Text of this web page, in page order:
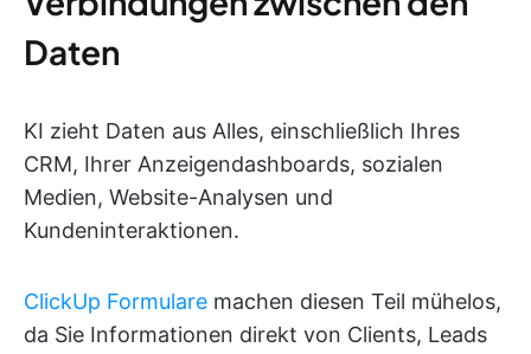
Daten
KI zieht Daten aus Alles, einschließlich Ihres
CRM, Ihrer Anzeigendashboards, sozialen
Medien, Website-Analysen und
Kundeninteraktionen.
ClickUp Formulare machen diesen Teil mühelos,
da Sie Informationen direkt von Clients, Leads